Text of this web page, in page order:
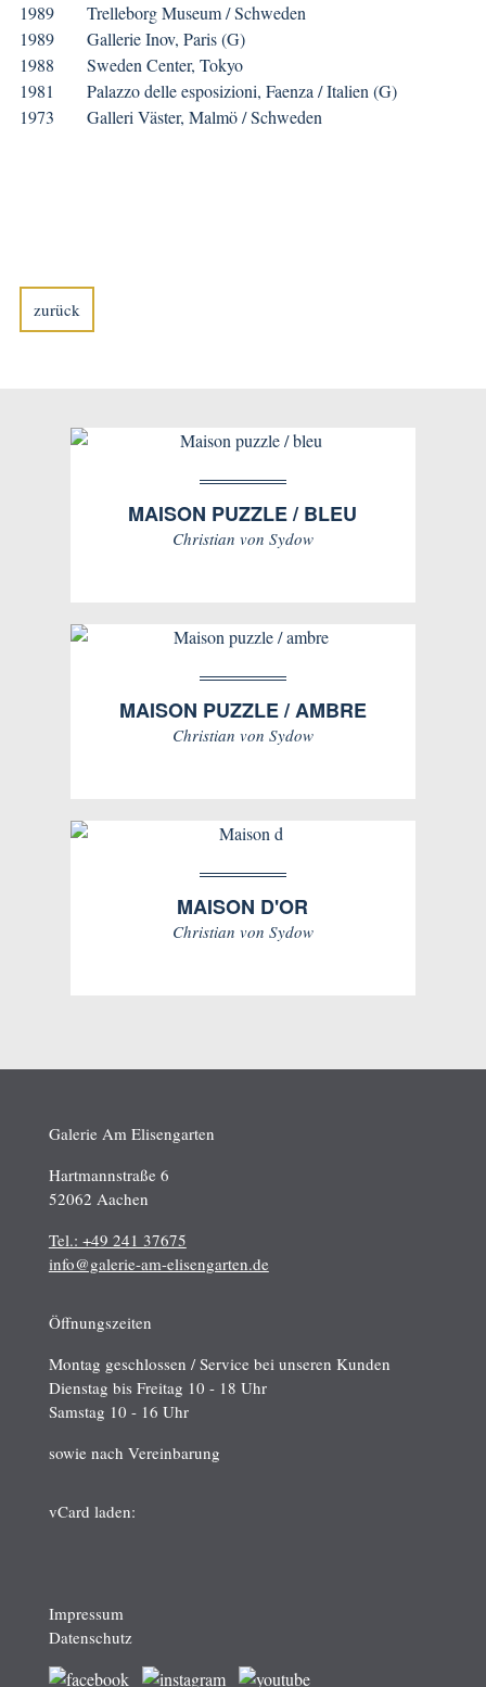
1989
Trelleborg Museum / Schweden
1989
Gallerie Inov, Paris (G)
1988
Sweden Center, Tokyo
1981
Palazzo delle esposizioni, Faenza / Italien (G)
1973
Galleri Väster, Malmö / Schweden
zurück
MAISON PUZZLE / BLEU
Christian von Sydow
MAISON PUZZLE / AMBRE
Christian von Sydow
MAISON D'OR
Christian von Sydow
Galerie Am Elisengarten
Hartmannstraße 6
52062 Aachen
Tel.: +49 241 37675
info@galerie-am-elisengarten.de
Öffnungszeiten
Montag geschlossen / Service bei unseren Kunden
Dienstag bis Freitag 10 - 18 Uhr
Samstag 10 - 16 Uhr
sowie nach Vereinbarung
vCard laden:
Impressum
Datenschutz